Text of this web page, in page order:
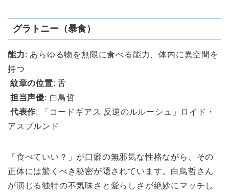
グラトニー（暴食）
能力: あらゆる物を無限に食べる能力、体内に異空間を
持つ
紋章の位置: 舌
担当声優: 白鳥哲
代表作: 「コードギアス 反逆のルルーシュ」ロイド・
アスプルンド
「食べていい？」が口癖の無邪気な性格ながら、その
正体には驚くべき秘密が隠されています。白鳥哲さん
が演じる独特の不気味さと愛らしさが絶妙にマッチし